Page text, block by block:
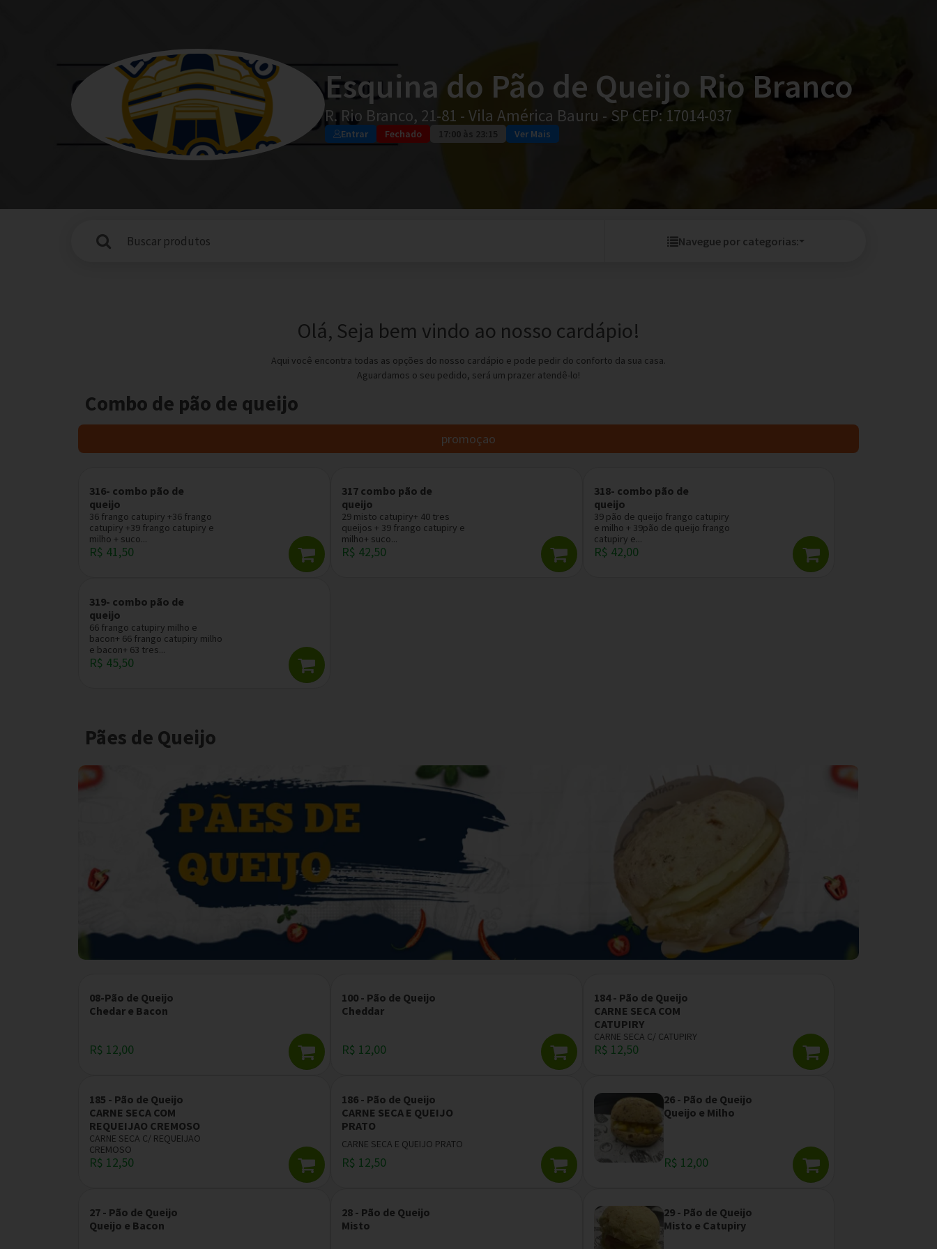
Esquina do Pão de Queijo Rio Branco
R. Rio Branco, 21-81 - Vila América Bauru - SP CEP: 17014-037
Entrar Fechado Ver Mais
Navegue por categorias:
Olá, Seja bem vindo ao nosso cardápio!
Aqui você encontra todas as opções do nosso cardápio e pode pedir do conforto da sua casa.
Aguardamos o seu pedido, será um prazer atendê-lo!
Combo de pão de queijo
promoçao
316- combo pão de
queijo
36 frango catupiry +36 frango
catupiry +39 frango catupiry e
milho + suco...
R$ 41,50
317 combo pão de
queijo
29 misto catupiry+ 40 tres
queijos + 39 frango catupiry e
milho+ suco...
R$ 42,50
318- combo pão de
queijo
39 pão de queijo frango catupiry
e milho + 39pão de queijo frango
catupiry e...
R$ 42,00
319- combo pão de
queijo
66 frango catupiry milho e
bacon+ 66 frango catupiry milho
e bacon+ 63 tres...
R$ 45,50
Pães de Queijo
08-Pão de Queijo
Chedar e Bacon
R$ 12,00
100 - Pão de Queijo
Cheddar
R$ 12,00
184 - Pão de Queijo
CARNE SECA COM
CATUPIRY
CARNE SECA C/ CATUPIRY
R$ 12,50
185 - Pão de Queijo
CARNE SECA COM
REQUEIJAO CREMOSO
CARNE SECA C/ REQUEIJAO
CREMOSO
R$ 12,50
186 - Pão de Queijo
CARNE SECA E QUEIJO
PRATO
CARNE SECA E QUEIJO PRATO
R$ 12,50
26 - Pão de Queijo
Queijo e Milho
R$ 12,00
27 - Pão de Queijo
Queijo e Bacon
28 - Pão de Queijo
Misto
29 - Pão de Queijo
Misto e Catupiry